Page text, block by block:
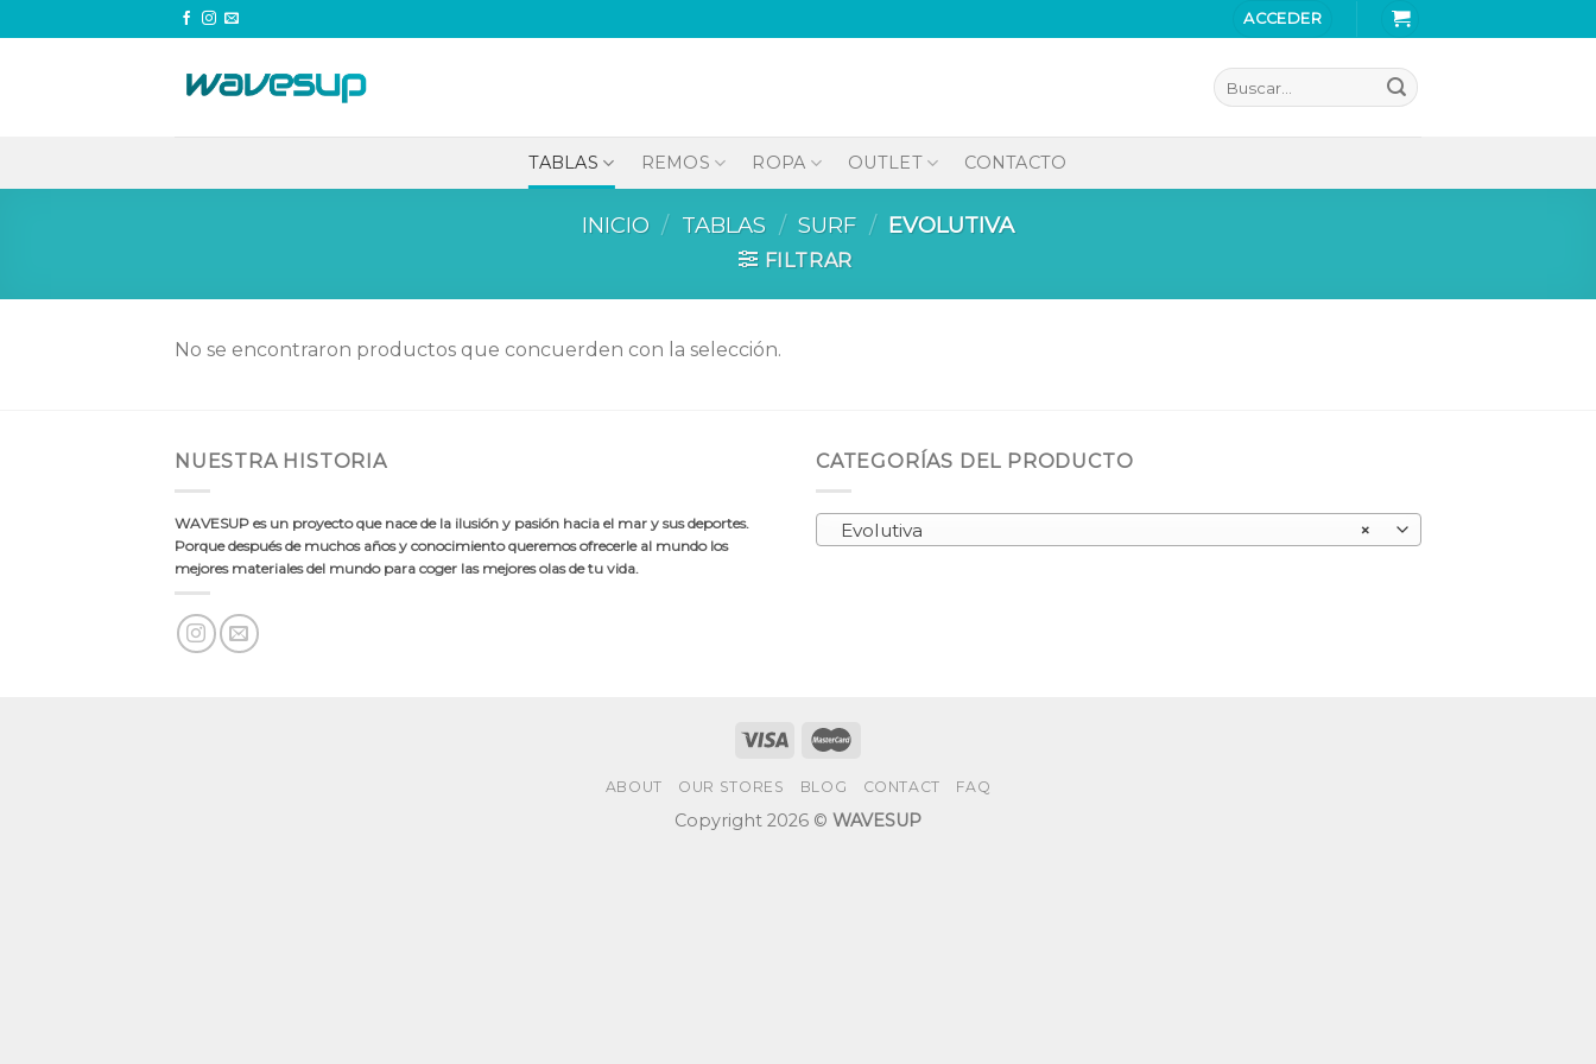
to
ACCEDER
Buscar
por:
TABLAS REMOS ROPA OUTLET CONTACTO
INICIO / TABLAS / SURF / EVOLUTIVA
FILTRAR
No se encontraron productos que concuerden con la selección.
NUESTRA HISTORIA
WAVESUP es un proyecto que nace de la ilusión y pasión hacia el mar y sus deportes.
Porque después de muchos años y conocimiento queremos ofrecerle al mundo los
mejores materiales del mundo para coger las mejores olas de tu vida.
CATEGORÍAS DEL PRODUCTO
×
Evolutiva
ABOUT OUR STORES BLOG CONTACT FAQ
Copyright 2026 © WAVESUP